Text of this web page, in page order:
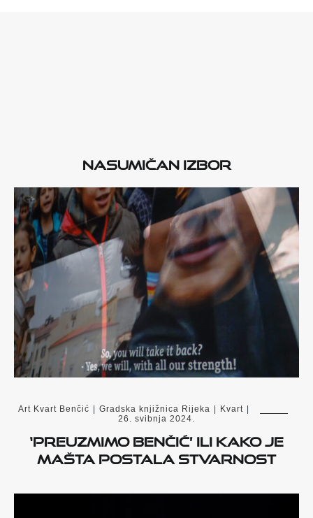
Nasumičan izbor
Art Kvart Benčić | Gradska knjižnica Rijeka | Kvart |
26. svibnja 2024.
‘Preuzmimo Benčić’ ili kako je
mašta postala stvarnost